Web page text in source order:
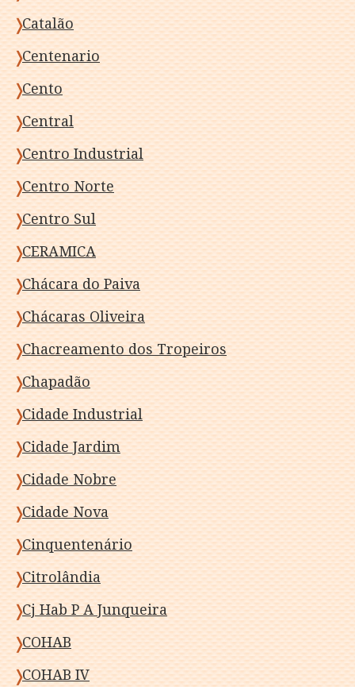
Catalão
Centenario
Cento
Central
Centro Industrial
Centro Norte
Centro Sul
CERAMICA
Chácara do Paiva
Chácaras Oliveira
Chacreamento dos Tropeiros
Chapadão
Cidade Industrial
Cidade Jardim
Cidade Nobre
Cidade Nova
Cinquentenário
Citrolândia
Cj Hab P A Junqueira
COHAB
COHAB IV